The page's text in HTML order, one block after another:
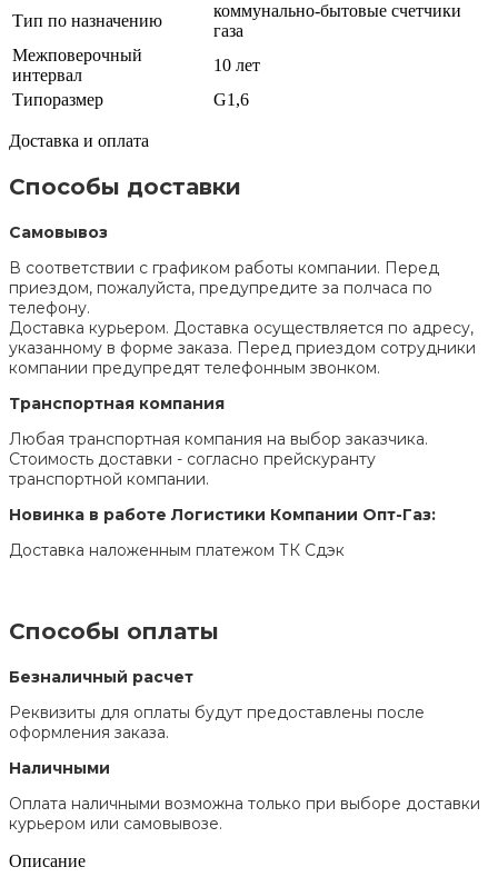
Тип по назначению
коммунально-бытовые счетчики
газа
Межповерочный
интервал
10 лет
Типоразмер
G1,6
Доставка и оплата
Способы доставки
Самовывоз
В соответствии с графиком работы компании. Перед
приездом, пожалуйста, предупредите за полчаса по
телефону.
Доставка курьером. Доставка осуществляется по адресу,
указанному в форме заказа. Перед приездом сотрудники
компании предупредят телефонным звонком.
Транспортная компания
Любая транспортная компания на выбор заказчика.
Стоимость доставки - согласно прейскуранту
транспортной компании.
Новинка в работе Логистики Компании Опт-Газ:
Доставка наложенным платежом ТК Сдэк
Способы оплаты
Безналичный расчет
Реквизиты для оплаты будут предоставлены после
оформления заказа.
Наличными
Оплата наличными возможна только при выборе доставки
курьером или самовывозе.
Описание